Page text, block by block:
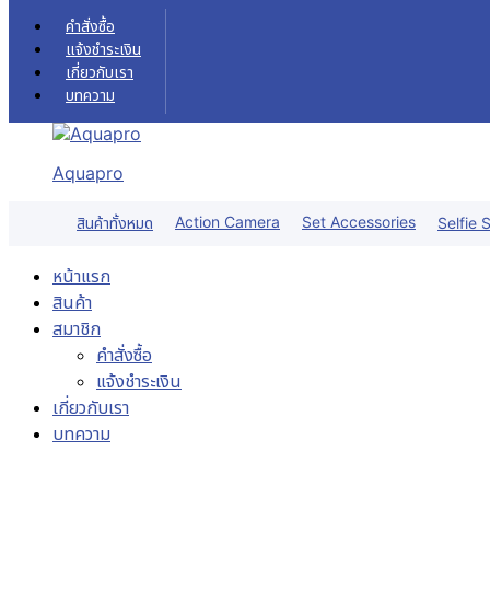
Skip to content
คำสั่งซื้อ
แจ้งชำระเงิน
เกี่ยวกับเรา
บทความ
Aquapro
สินค้าทั้งหมด Action Camera Set Accessories Selfie
หน้าแรก
สินค้า
สมาชิก
คำสั่งซื้อ
แจ้งชำระเงิน
เกี่ยวกับเรา
บทความ